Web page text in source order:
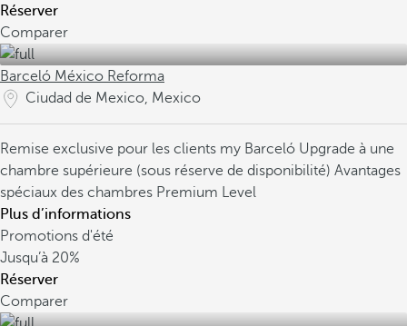
Réserver
Comparer
Barceló México Reforma
Ciudad de Mexico, Mexico
Remise exclusive pour les clients my Barceló Upgrade à une
chambre supérieure (sous réserve de disponibilité) Avantages
spéciaux des chambres Premium Level
Plus d’informations
Promotions d'été
Jusqu’à 20%
Réserver
Comparer